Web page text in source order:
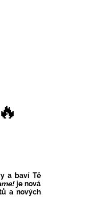
a baví Tě
je nová
a nových